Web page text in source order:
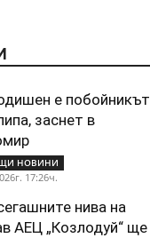
е побойникът
заснет в
НОВИНИ
17:26ч.
нива на
АЕЦ „Козлодуй“ ще